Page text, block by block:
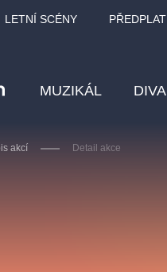
LETNÍ SCÉNY
MUZIKÁL
akcí Detail akce